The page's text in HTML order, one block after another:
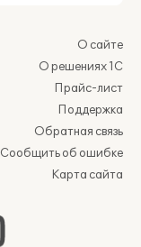
О сайте
О решениях 1С
Прайс-лист
Поддержка
Обратная связь
Сообщить об ошибке
Карта сайта